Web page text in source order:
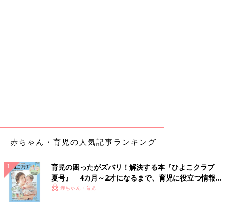
赤ちゃん・育児の人気記事ランキング
育児の困ったがズバリ！解決する本『ひよこクラブ
夏号』 4カ月～2才になるまで、育児に役立つ情報が
いっぱい！
赤ちゃん・育児